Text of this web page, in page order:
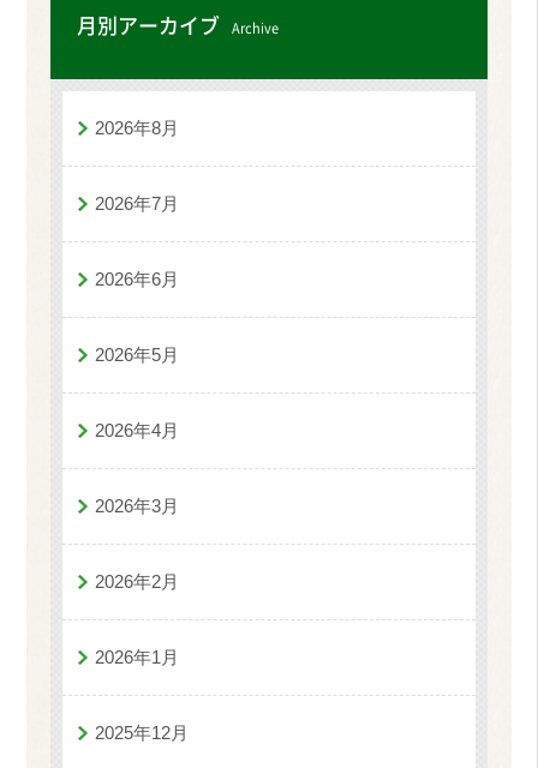
月別アーカイブ Archive
2026年8月
2026年7月
2026年6月
2026年5月
2026年4月
2026年3月
2026年2月
2026年1月
2025年12月